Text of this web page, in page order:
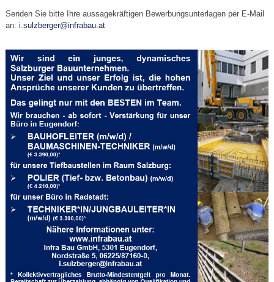
Senden Sie bitte Ihre aussagekräftigen Bewerbungsunterlagen per E-Mail
an: i.sulzberger@infrabau.at